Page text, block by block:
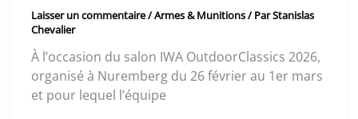
Laisser un commentaire/Armes & Munitions/ ParStanislas
Chevalier
À l’occasion du salon IWA OutdoorClassics 2026,
organisé à Nuremberg du 26 février au 1er mars
et pour lequel l’équipe